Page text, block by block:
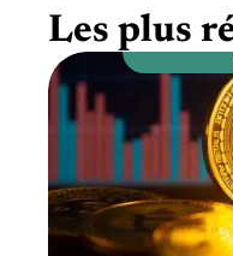
Les plus